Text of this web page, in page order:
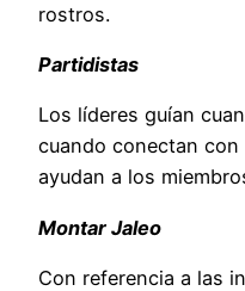
rostros.
Partidistas
Los líderes guían
cuando conectan con
ayudan a los
Montar Jaleo
Con referencia a las